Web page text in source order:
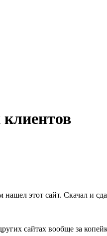
этот сайт. Скачал и
сайтах вообще за